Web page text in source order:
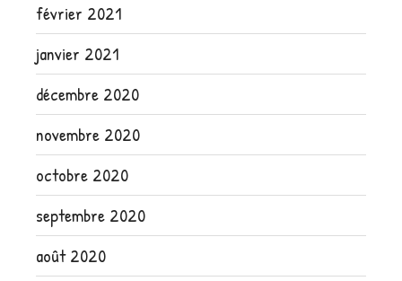
février 2021
janvier 2021
décembre 2020
novembre 2020
octobre 2020
septembre 2020
août 2020